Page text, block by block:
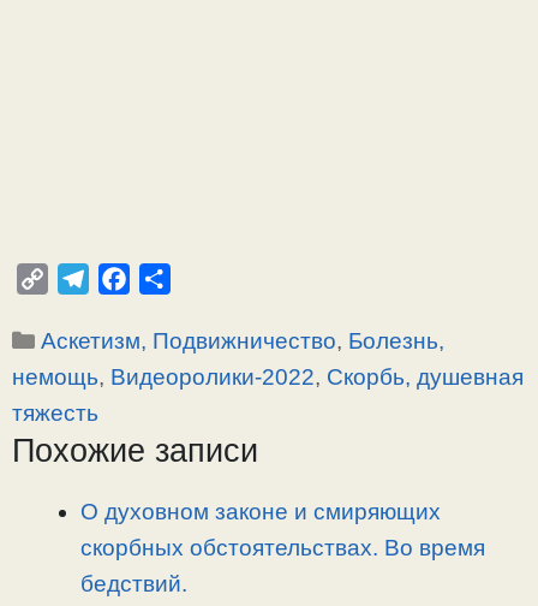
p
y
n
l
e
a
c
e
o
п
р
и
Рубрики
Аскетизм, Подвижничество, Болезнь,
немощь, Видеоролики-2022, Скорбь, душевная
тяжесть
Похожие записи
О духовном законе и смиряющих
скорбных обстоятельствах. Во время
бедствий.